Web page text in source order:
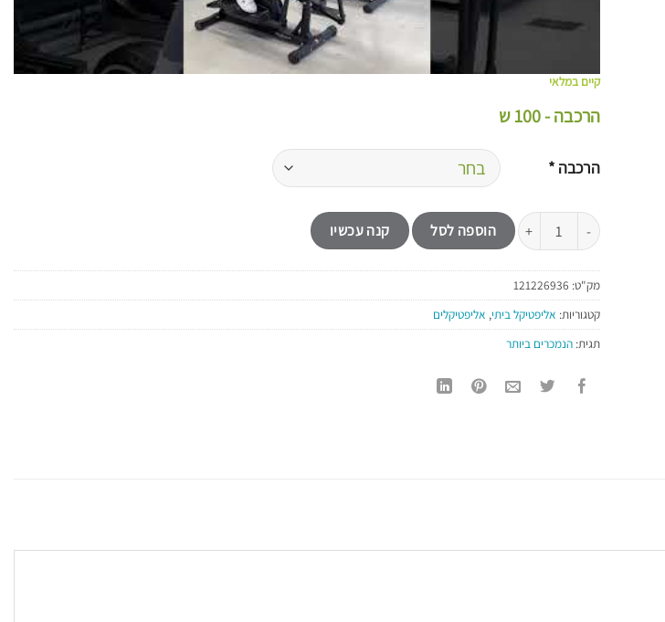
קיים במלאי
הרכבה - 100 ש
הרכבה *
כמות של אליפטיקל מגנטי ביתי B-CORE Forma
הוספה לסל קנה עכשיו
מק"ט: 121226936
קטגוריות: אליפטיקל ביתי, אליפטיקלים
תגית: הנמכרים ביותר